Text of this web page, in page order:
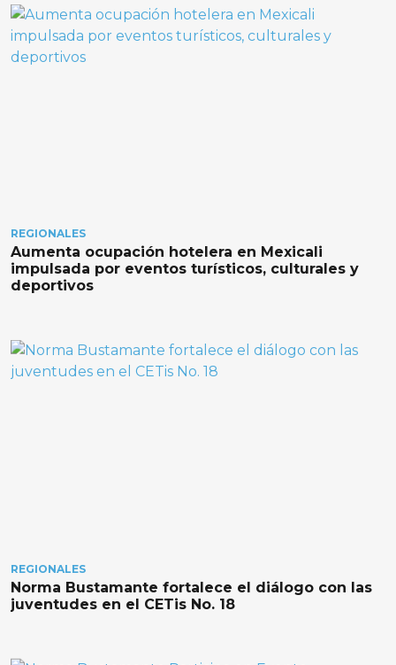
REGIONALES
Aumenta ocupación hotelera en Mexicali
impulsada por eventos turísticos, culturales y
deportivos
REGIONALES
Norma Bustamante fortalece el diálogo con las
juventudes en el CETis No. 18